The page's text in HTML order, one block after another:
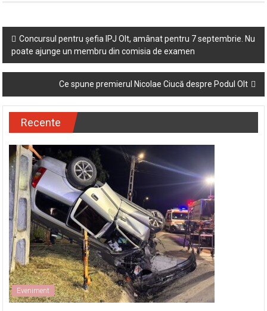
Post
navigation
Concursul pentru șefia IPJ Olt, amânat pentru 7 septembrie. Nu
poate ajunge un membru din comisia de examen
Ce spune premierul Nicolae Ciucă despre Podul Olt
Recente
Eveniment